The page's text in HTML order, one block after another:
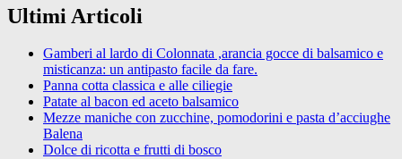
Ultimi Articoli
Gamberi al lardo di Colonnata ,arancia gocce di balsamico e
misticanza: un antipasto facile da fare.
Panna cotta classica e alle ciliegie
Patate al bacon ed aceto balsamico
Mezze maniche con zucchine, pomodorini e pasta d’acciughe
Balena
Dolce di ricotta e frutti di bosco